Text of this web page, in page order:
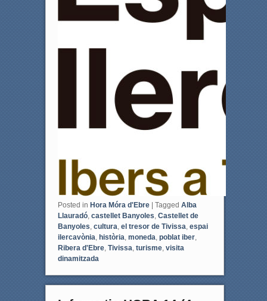
Posted in Hora Móra d'Ebre Tagged Alba
Llauradó, castellet Banyoles, Castellet de
Banyoles, cultura, el tresor de Tivissa, espai
ilercavònia, història, moneda, poblat iber,
Ribera d'Ebre, Tivissa, turisme, visita
dinamitzada